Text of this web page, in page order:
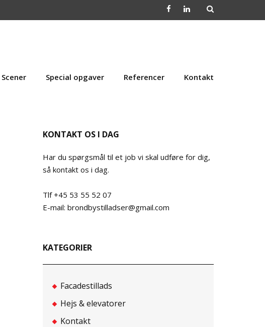
Scener Special opgaver Referencer Kontakt
KONTAKT OS I DAG
Har du spørgsmål til et job vi skal udføre for dig,
så kontakt os i dag.
Tlf +45 53 55 52 07
E-mail: brondbystilladser@gmail.com
KATEGORIER
Facadestillads
Hejs & elevatorer
Kontakt